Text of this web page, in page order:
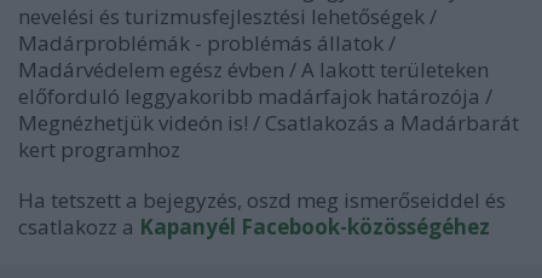
nevelési és turizmusfejlesztési lehetőségek /
Madárproblémák - problémás állatok /
Madárvédelem egész évben / A lakott területeken
előforduló leggyakoribb madárfajok határozója /
Megnézhetjük videón is! / Csatlakozás a Madárbarát
kert programhoz
Ha tetszett a bejegyzés, oszd meg ismerőseiddel és
csatlakozz a Kapanyél Facebook-közösségéhez